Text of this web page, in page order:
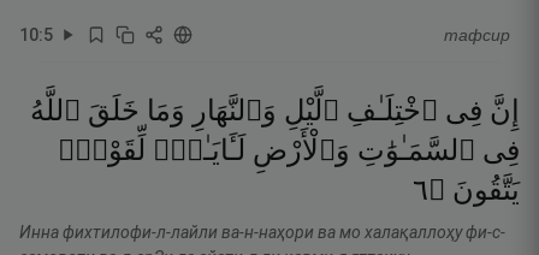
10:5 тафсир
إِنَّ فِى ٱخْتِلَـٰفِ ٱلَّيْلِ وَٱلنَّهَارِ وَمَا خَلَقَ ٱللَّهُ
فِى ٱلسَّمَـٰوَٰتِ وَٱلْأَرْضِ لَـَٔايَـٰتٍۢ لِّقَوْمٍۢ
يَتَّقُونَ ۝٦
Инна фихтилофи-л-лайли ва-н-наҳори ва мо халақаллоҳу фи-с-